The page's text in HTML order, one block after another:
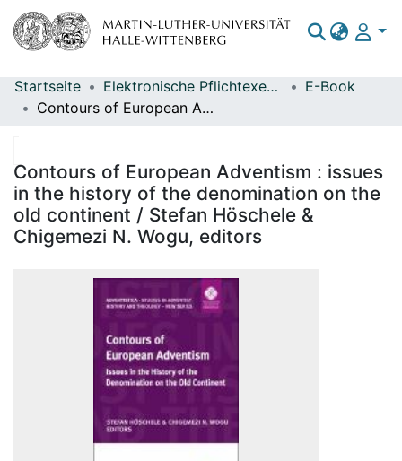
Bereiche & Sammlungen
Statistiken
Startseite Elektronische Pflichtexemplare
E-Book
Contours of European Adventism : issues in the history of the denomination on the old continent / Stefan Höschele & Chigemezi N. Wogu, editors
Contours of European Adventism : issues
in the history of the denomination on the
old continent / Stefan Höschele &
Chigemezi N. Wogu, editors